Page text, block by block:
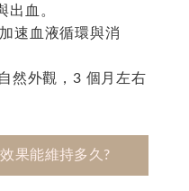
出血。
速血液循環與消
然外觀，3 個月左右
果能維持多久?